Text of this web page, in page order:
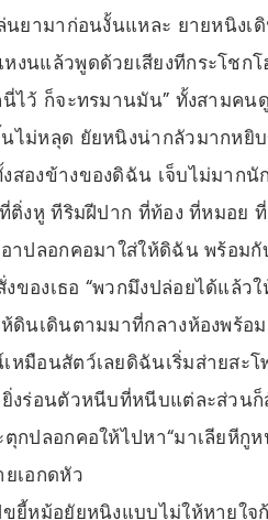
นยามาก่อนงั้นแหละ ยายหนิง
งนแล้วพูดด้วยเสียงทีกระโชก
นี่ไว้ ก็จะทรมานมัน” ทั้งสามค
ไม่หลุด ยัยหนิงน่ากลัวมากหยิบ
สองข้างของดิฉัน เจ็บไม่มาก
ติ่งหู ทีริมฝีปาก ที่ท้อง ที่หมอย
อาปลอกคอมาใส่ให้ดิฉัน พร้อ
ของเธอ “พวกมึงปล่อยได้แล้
ห้ดินเดินตามมาที่กลางห้องพร้
หมือนสัตว์เลยดิฉันเริ่มส่ายสะ
งร่อนตัวหนีบที่หนีบแต่ละส่วนก็
ตุกปลอกคอให้ไปหา“มาเลียหี
เอกดหัว
ยี้หม้อยัยหนิงแบบไม่ให้หายใ